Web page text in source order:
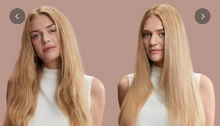
jump
slide
dots.